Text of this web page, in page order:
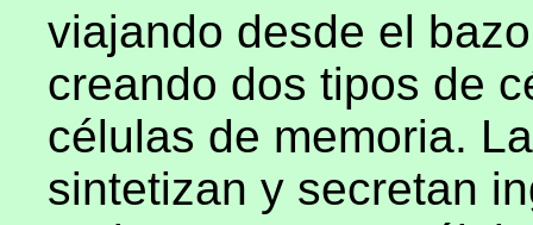
viajando desde el
creando dos tipos de
células de memoria.
sintetizan y secretan